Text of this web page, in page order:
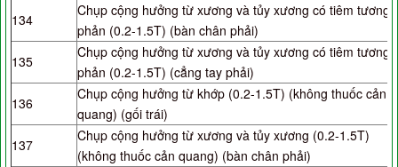
134
Chụp cộng hưởng từ xương và tủy xương có tiêm tương
phản (0.2-1.5T) (bàn chân phải)
135
Chụp cộng hưởng từ xương và tủy xương có tiêm tương
phản (0.2-1.5T) (cẳng tay phải)
136
Chụp cộng hưởng từ khớp (0.2-1.5T) (không thuốc cản
quang) (gối trái)
137
Chụp cộng hưởng từ xương và tủy xương (0.2-1.5T)
(không thuốc cản quang) (bàn chân phải)